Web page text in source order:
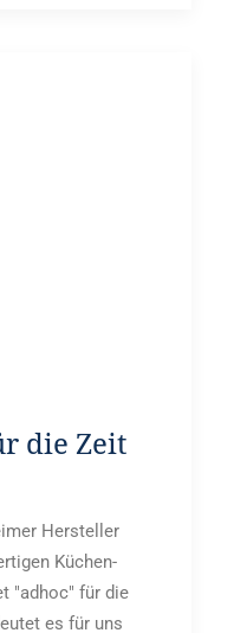
die Zeit
Hersteller
Küchen-
"adhoc" für die
es für uns